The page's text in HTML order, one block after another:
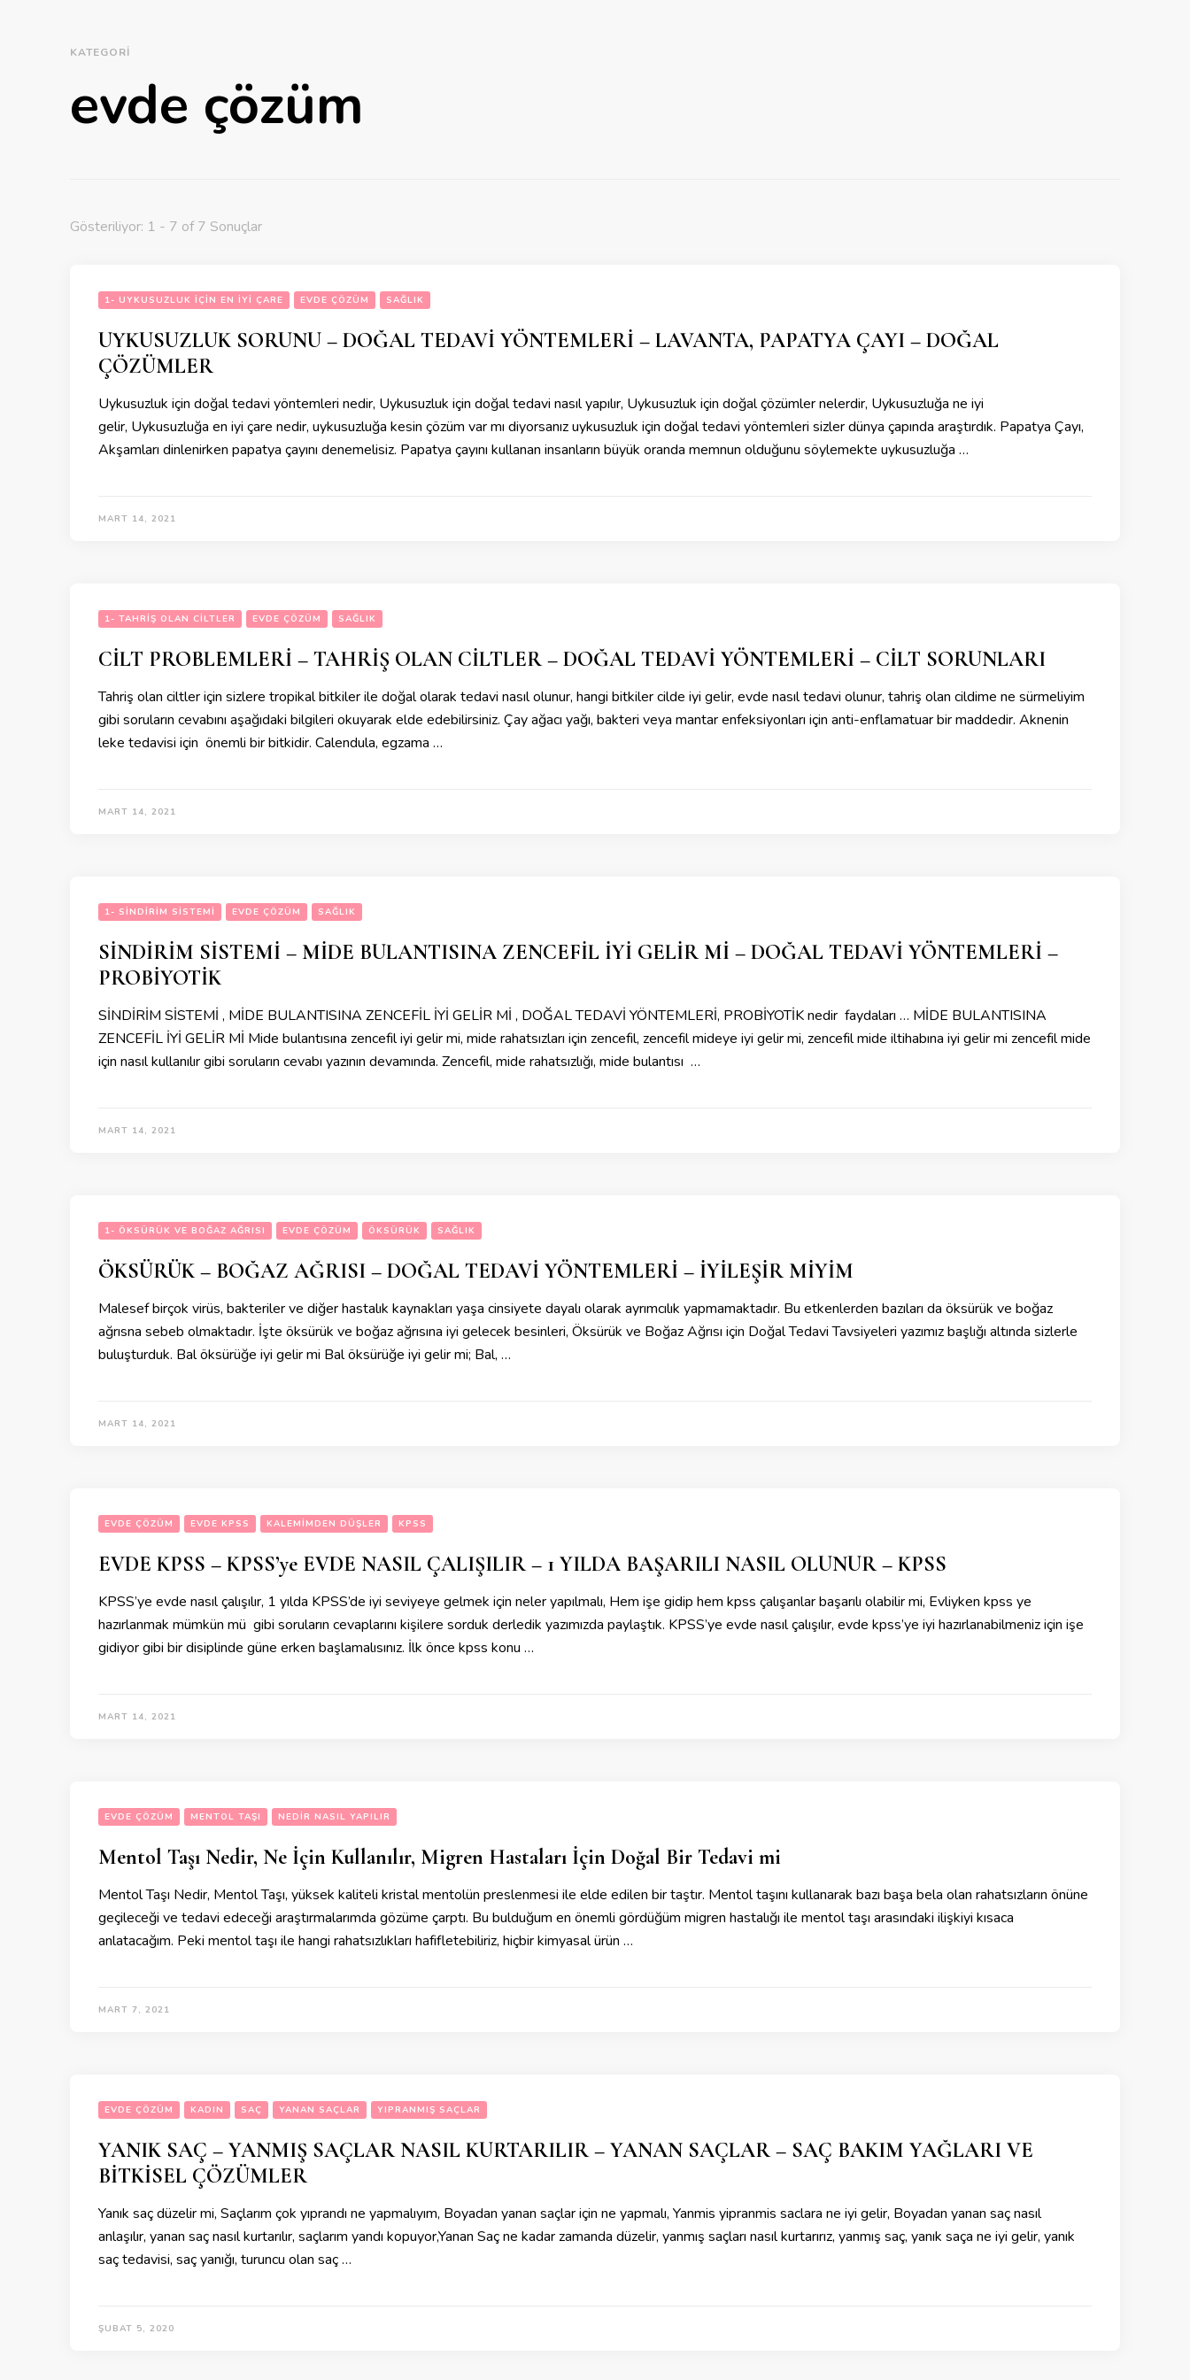
KATEGORI
evde çözüm
Gösteriliyor: 1 - 7 of 7 Sonuçlar
1- UYKUSUZLUK IÇIN EN IYI ÇARE EVDE ÇÖZÜM SAĞLIK
UYKUSUZLUK SORUNU – DOĞAL TEDAVİ YÖNTEMLERİ – LAVANTA, PAPATYA ÇAYI – DOĞAL
ÇÖZÜMLER
Uykusuzluk için doğal tedavi yöntemleri nedir, Uykusuzluk için doğal tedavi nasıl yapılır, Uykusuzluk için doğal çözümler nelerdir, Uykusuzluğa ne iyi
gelir, Uykusuzluğa en iyi çare nedir, uykusuzluğa kesin çözüm var mı diyorsanız uykusuzluk için doğal tedavi yöntemleri sizler dünya çapında araştırdık. Papatya Çayı,
Akşamları dinlenirken papatya çayını denemelisiz. Papatya çayını kullanan insanların büyük oranda memnun olduğunu söylemekte uykusuzluğa …
MART 14, 2021
1- TAHRIŞ OLAN CILTLER EVDE ÇÖZÜM SAĞLIK
CİLT PROBLEMLERİ – TAHRİŞ OLAN CİLTLER – DOĞAL TEDAVİ YÖNTEMLERİ – CİLT SORUNLARI
Tahriş olan ciltler için sizlere tropikal bitkiler ile doğal olarak tedavi nasıl olunur, hangi bitkiler cilde iyi gelir, evde nasıl tedavi olunur, tahriş olan cildime ne sürmeliyim
gibi soruların cevabını aşağıdaki bilgileri okuyarak elde edebilirsiniz. Çay ağacı yağı, bakteri veya mantar enfeksiyonları için anti-enflamatuar bir maddedir. Aknenin
leke tedavisi için önemli bir bitkidir. Calendula, egzama …
MART 14, 2021
1- SINDIRIM SISTEMI EVDE ÇÖZÜM SAĞLIK
SİNDİRİM SİSTEMİ – MİDE BULANTISINA ZENCEFİL İYİ GELİR Mİ – DOĞAL TEDAVİ YÖNTEMLERİ –
PROBİYOTİK
SİNDİRİM SİSTEMİ , MİDE BULANTISINA ZENCEFİL İYİ GELİR Mİ , DOĞAL TEDAVİ YÖNTEMLERİ, PROBİYOTİK nedir faydaları … MİDE BULANTISINA
ZENCEFİL İYİ GELİR Mİ Mide bulantısına zencefil iyi gelir mi, mide rahatsızları için zencefil, zencefil mideye iyi gelir mi, zencefil mide iltihabına iyi gelir mi zencefil mide
için nasıl kullanılır gibi soruların cevabı yazının devamında. Zencefil, mide rahatsızlığı, mide bulantısı …
MART 14, 2021
1- ÖKSÜRÜK VE BOĞAZ AĞRISI EVDE ÇÖZÜM ÖKSÜRÜK SAĞLIK
ÖKSÜRÜK – BOĞAZ AĞRISI – DOĞAL TEDAVİ YÖNTEMLERİ – İYİLEŞİR MİYİM
Malesef birçok virüs, bakteriler ve diğer hastalık kaynakları yaşa cinsiyete dayalı olarak ayrımcılık yapmamaktadır. Bu etkenlerden bazıları da öksürük ve boğaz
ağrısna sebeb olmaktadır. İşte öksürük ve boğaz ağrısına iyi gelecek besinleri, Öksürük ve Boğaz Ağrısı için Doğal Tedavi Tavsiyeleri yazımız başlığı altında sizlerle
buluşturduk. Bal öksürüğe iyi gelir mi Bal öksürüğe iyi gelir mi; Bal, …
MART 14, 2021
EVDE ÇÖZÜM EVDE KPSS KALEMIMDEN DÜŞLER KPSS
EVDE KPSS – KPSS’ye EVDE NASIL ÇALIŞILIR – 1 YILDA BAŞARILI NASIL OLUNUR – KPSS
KPSS’ye evde nasıl çalışılır, 1 yılda KPSS’de iyi seviyeye gelmek için neler yapılmalı, Hem işe gidip hem kpss çalışanlar başarılı olabilir mi, Evliyken kpss ye
hazırlanmak mümkün mü gibi soruların cevaplarını kişilere sorduk derledik yazımızda paylaştık. KPSS’ye evde nasıl çalışılır, evde kpss’ye iyi hazırlanabilmeniz için işe
gidiyor gibi bir disiplinde güne erken başlamalısınız. İlk önce kpss konu …
MART 14, 2021
EVDE ÇÖZÜM MENTOL TAŞI NEDIR NASIL YAPILIR
Mentol Taşı Nedir, Ne İçin Kullanılır, Migren Hastaları İçin Doğal Bir Tedavi mi
Mentol Taşı Nedir, Mentol Taşı, yüksek kaliteli kristal mentolün preslenmesi ile elde edilen bir taştır. Mentol taşını kullanarak bazı başa bela olan rahatsızların önüne
geçileceği ve tedavi edeceği araştırmalarımda gözüme çarptı. Bu bulduğum en önemli gördüğüm migren hastalığı ile mentol taşı arasındaki ilişkiyi kısaca
anlatacağım. Peki mentol taşı ile hangi rahatsızlıkları hafifletebiliriz, hiçbir kimyasal ürün …
MART 7, 2021
EVDE ÇÖZÜM KADIN SAÇ YANAN SAÇLAR YIPRANMIŞ SAÇLAR
YANIK SAÇ – YANMIŞ SAÇLAR NASIL KURTARILIR – YANAN SAÇLAR – SAÇ BAKIM YAĞLARI VE
BİTKİSEL ÇÖZÜMLER
Yanık saç düzelir mi, Saçlarım çok yıprandı ne yapmalıyım, Boyadan yanan saçlar için ne yapmalı, Yanmis yipranmis saclara ne iyi gelir, Boyadan yanan saç nasıl
anlaşılır, yanan saç nasıl kurtarılır, saçlarım yandı kopuyor,Yanan Saç ne kadar zamanda düzelir, yanmış saçları nasıl kurtarırız, yanmış saç, yanık saça ne iyi gelir, yanık
saç tedavisi, saç yanığı, turuncu olan saç …
ŞUBAT 5, 2020